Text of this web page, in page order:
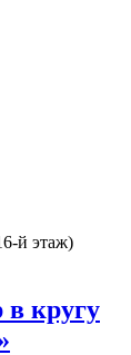
й этаж)
в кругу